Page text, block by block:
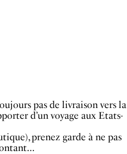
pas de livraison vers la
d’un voyage aux Etats-
prenez garde à ne pas